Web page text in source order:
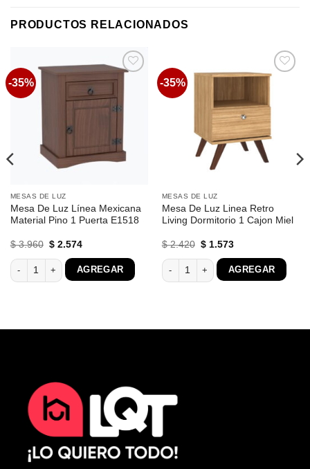
PRODUCTOS RELACIONADOS
-35% Favoritos
MESAS DE LUZ
Mesa De Luz Línea Mexicana
Material Pino 1 Puerta E1518
$3.960 El
original
era:
$ 3.960.
$2.574El
es:
$ 2.574.
Mesa De Luz Línea Mexicana Material Pino 1 Puerta E1518 cantidad
AGREGAR
-35%
MESAS DE LUZ
Mesa De Luz Linea Retro
Living Dormitorio 1 Cajon Miel
$2.420 El
original
era:
$ 2.420.
$1.573El
es:
$ 1.573.
Mesa De Luz Linea Retro Living
AGREGAR
Dormitorio E1633 cantidad